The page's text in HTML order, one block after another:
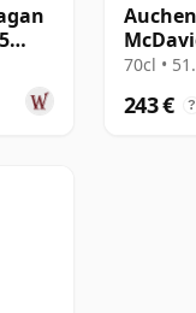
Single
70cl •
243 € ?